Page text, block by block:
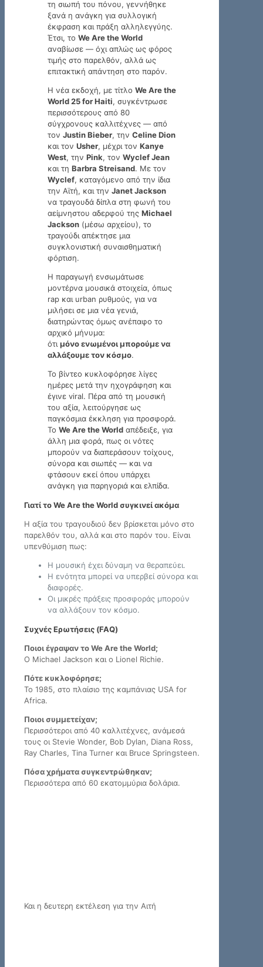
τη σιωπή του πόνου, γεννήθηκε
ξανά η ανάγκη για συλλογική
έκφραση και πράξη αλληλεγγύης.
Έτσι, το We Are the World
αναβίωσε — όχι απλώς ως φόρος
τιμής στο παρελθόν, αλλά ως
επιτακτική απάντηση στο παρόν.
Η νέα εκδοχή, με τίτλο We Are the
World 25 for Haiti, συγκέντρωσε
περισσότερους από 80
σύγχρονους καλλιτέχνες — από
τον Justin Bieber, την Celine Dion
και τον Usher, μέχρι τον Kanye
West, την Pink, τον Wyclef Jean
και τη Barbra Streisand. Με τον
Wyclef, καταγόμενο από την ίδια
την Αϊτή, και την Janet Jackson
να τραγουδά δίπλα στη φωνή του
αείμνηστου αδερφού της Michael
Jackson (μέσω αρχείου), το
τραγούδι απέκτησε μια
συγκλονιστική συναισθηματική
φόρτιση.
Η παραγωγή ενσωμάτωσε
μοντέρνα μουσικά στοιχεία, όπως
rap και urban ρυθμούς, για να
μιλήσει σε μια νέα γενιά,
διατηρώντας όμως ανέπαφο το
αρχικό μήνυμα:
ότι μόνο ενωμένοι μπορούμε να
αλλάξουμε τον κόσμο.
Το βίντεο κυκλοφόρησε λίγες
ημέρες μετά την ηχογράφηση και
έγινε viral. Πέρα από τη μουσική
του αξία, λειτούργησε ως
παγκόσμια έκκληση για προσφορά.
Το We Are the World απέδειξε, για
άλλη μια φορά, πως οι νότες
μπορούν να διαπεράσουν τοίχους,
σύνορα και σιωπές — και να
φτάσουν εκεί όπου υπάρχει
ανάγκη για παρηγοριά και ελπίδα.
Γιατί το We Are the World συγκινεί ακόμα
Η αξία του τραγουδιού δεν βρίσκεται μόνο στο
παρελθόν του, αλλά και στο παρόν του. Είναι
υπενθύμιση πως:
Η μουσική έχει δύναμη να θεραπεύει.
Η ενότητα μπορεί να υπερβεί σύνορα και
διαφορές.
Οι μικρές πράξεις προσφοράς μπορούν
να αλλάξουν τον κόσμο.
Συχνές Ερωτήσεις (FAQ)
Ποιοι έγραψαν το We Are the World;
Ο Michael Jackson και ο Lionel Richie.
Πότε κυκλοφόρησε;
Το 1985, στο πλαίσιο της καμπάνιας USA for
Africa.
Ποιοι συμμετείχαν;
Περισσότεροι από 40 καλλιτέχνες, ανάμεσά
τους οι Stevie Wonder, Bob Dylan, Diana Ross,
Ray Charles, Tina Turner και Bruce Springsteen.
Πόσα χρήματα συγκεντρώθηκαν;
Περισσότερα από 60 εκατομμύρια δολάρια.
Και η δευτερη εκτέλεση για την Αιτή